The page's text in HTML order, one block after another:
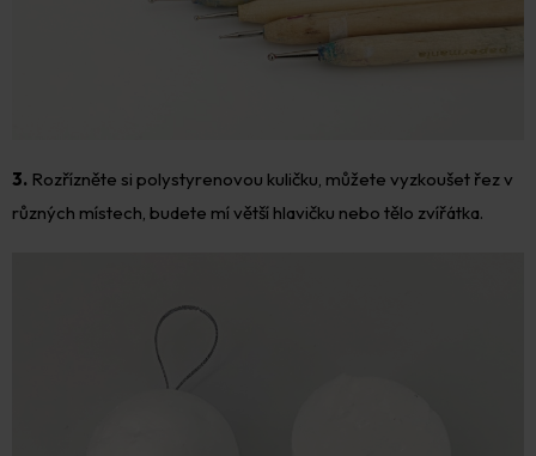
3. Rozřízněte si polystyrenovou kuličku, můžete vyzkoušet řez v
různých místech, budete mí větší hlavičku nebo tělo zvířátka.